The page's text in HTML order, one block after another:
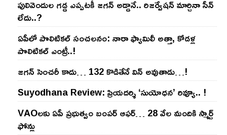
పులివెందుల గ‌డ్డ ఎప్ప‌ట‌కీ జ‌గ‌న్ అడ్డానే.. రిజ‌ర్వేష‌న్ మార్చినా సీన్
లేదు..?
ఏపీలో పొలిటిక‌ల్ సంచ‌ల‌నం: నారా ఫ్యామిలీ అత్తా, కోడ‌ళ్ల
పొలిటికల్ ఎంట్రీ..!
జ‌గ‌న్ సెంచ‌రీ కాదు… 132 కొడితేనే విన్ అవుతాడు…!
Suyodhana Review: ప్రియదర్శి ‘సుయోధన’ రివ్యూ.. !
VAOల‌కు ఏపీ ప్ర‌భుత్వం బంప‌ర్ ఆఫ‌ర్‌… 28 వేల మందికి స్మార్ట్
ఫోన్లు